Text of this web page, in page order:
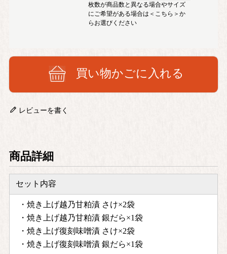
買い物かごに入れる
枚数が商品数と異なる場合やサイズ
にご希望がある場合は ＜こちら＞か
らお選びください
レビューを書く
商品詳細
セット内容
・焼き上げ越乃甘粕漬 さけ×2袋
・焼き上げ越乃甘粕漬 銀だら×1袋
・焼き上げ復刻味噌漬 さけ×2袋
・焼き上げ復刻味噌漬 銀だら×1袋